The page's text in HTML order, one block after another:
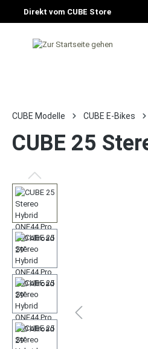
Direkt vom CUBE Store
CUBE Modelle CUBE E-Bikes
CUBE 25